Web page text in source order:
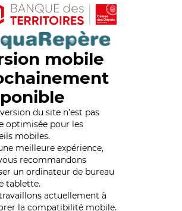
mobile
du site n’est pas
optimisée pour les
mobiles.
meilleure expérience,
recommandons
un ordinateur de bureau
tablette.
actuellement à
la compatibilité mobile.